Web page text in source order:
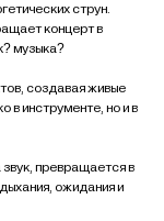
струн.
концерт в
музыка?
создавая живые
в инструменте, но и в
превращается в
ожидания и